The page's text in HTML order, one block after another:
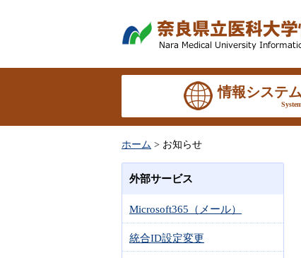
情報システ
ホーム > お知らせ
外部サービス
Microsoft365（メール）
統合ID設定変更